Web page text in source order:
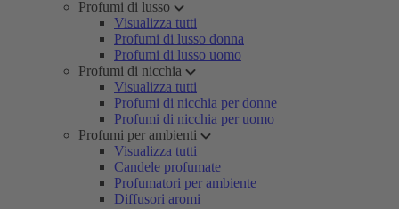
Profumi di lusso
Visualizza tutti
Profumi di lusso donna
Profumi di lusso uomo
Profumi di nicchia
Visualizza tutti
Profumi di nicchia per donne
Profumi di nicchia per uomo
Profumi per ambienti
Visualizza tutti
Candele profumate
Profumatori per ambiente
Diffusori aromi